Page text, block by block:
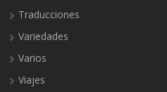
Traducciones
Variedades
Varios
Viajes